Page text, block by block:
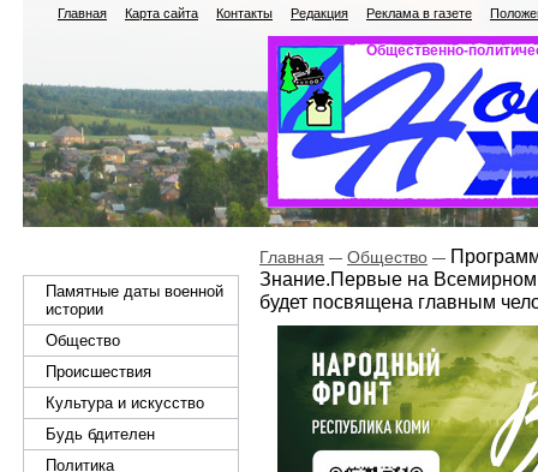
Главная Карта сайта Контакты Редакция Реклама в газете
Общественно-
Памятные даты военной
истории
Общество
Происшествия
Культура и искусство
Будь бдителен
Политика
Главная Общество
Знание.Первые на
будет посвящена главным